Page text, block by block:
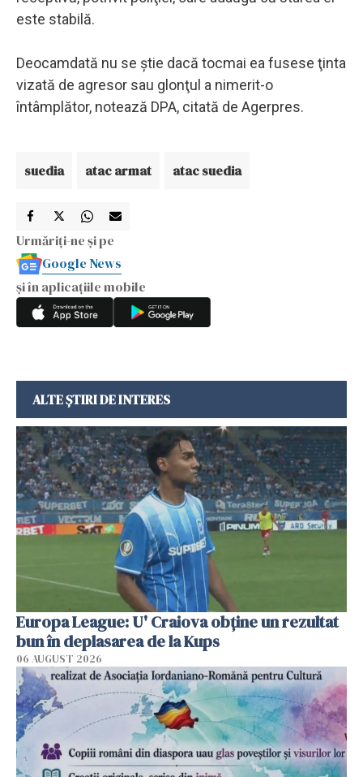
este stabilă.
Deocamdată nu se ştie dacă tocmai ea fusese ţinta
vizată de agresor sau glonţul a nimerit-o
întâmplător, notează DPA, citată de Agerpres.
suedia atac armat atac suedia
Urmăriți-ne și pe
Google News
și în aplicațiile mobile
ALTE ȘTIRI DE INTERES
Europa League: U' Craiova obține un rezultat
bun în deplasarea de la Kups
06 AUGUST 2026